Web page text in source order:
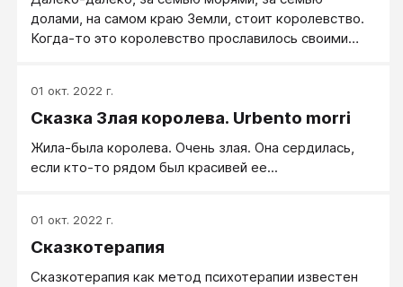
оценивают себя через других. То есть как другие к
нему относятся, таким он себя и считает. Вы
сказали «хороший» - он в это верит - прекрасно. Вы
временем, когда разберётся, что такое «плохо» и
критиковать, а направлять.
долами, на самом краю Земли, стоит королевство.
Когда-то это королевство прославилось своими
там воцарилась тишина и покой. Веселая и
жизнерадостная королева, которая любила
снадобьями и рассказывать небывалые истории,
стала молчаливой и печальной. «Что же случилось с
вот что…
01 окт. 2022 г.
Сказка Злая королева. Urbento morri
Жила-была королева. Очень злая. Она сердилась,
если кто-то рядом был красивей ее...
01 окт. 2022 г.
Сказкотерапия
Сказкотерапия как метод психотерапии известен